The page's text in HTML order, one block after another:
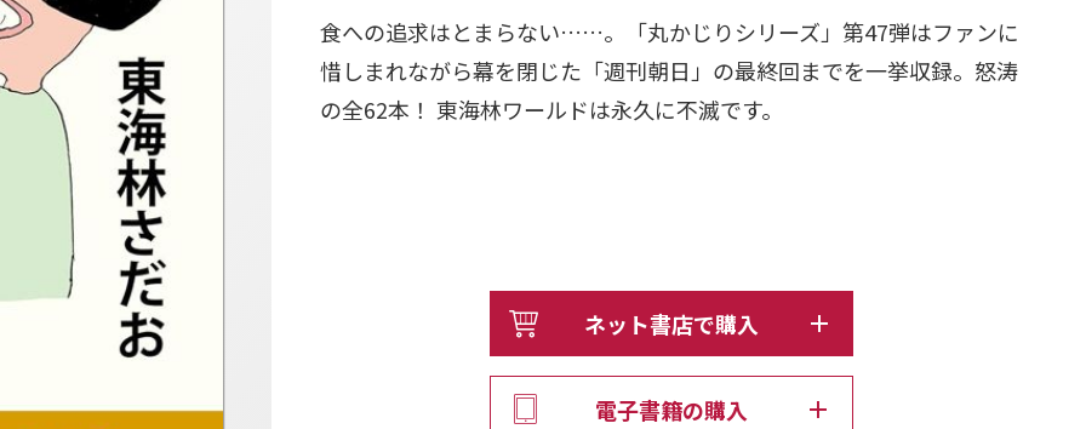
食への追求はとまらない……。「丸かじりシリーズ」第47弾はファンに
惜しまれながら幕を閉じた「週刊朝日」の最終回までを一挙収録。怒涛
の全62本！ 東海林ワールドは永久に不滅です。
ネット書店で購入
電子書籍の購入